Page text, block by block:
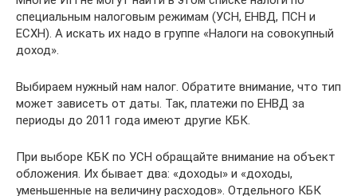
специальным налоговым режимам (УСН, ЕНВД, ПСН и
ЕСХН). А искать их надо в группе «Налоги на совокупный
доход».
Выбираем нужный нам налог. Обратите внимание, что тип
может зависеть от даты. Так, платежи по ЕНВД за
периоды до 2011 года имеют другие КБК.
При выборе КБК по УСН обращайте внимание на объект
обложения. Их бывает два: «доходы» и «доходы,
уменьшенные на величину расходов». Отдельного КБК